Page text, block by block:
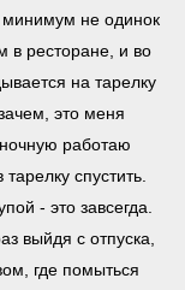
минимум не одинок
в ресторане, и во
на тарелку
это меня
работаю
спустить.
- это завсегда.
выйдя с отпуска,
где помыться